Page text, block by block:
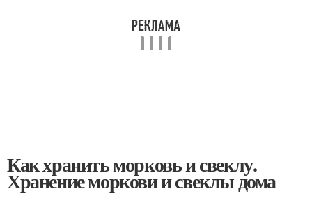
Как хранить морковь и свеклу.
Хранение моркови и свеклы дома